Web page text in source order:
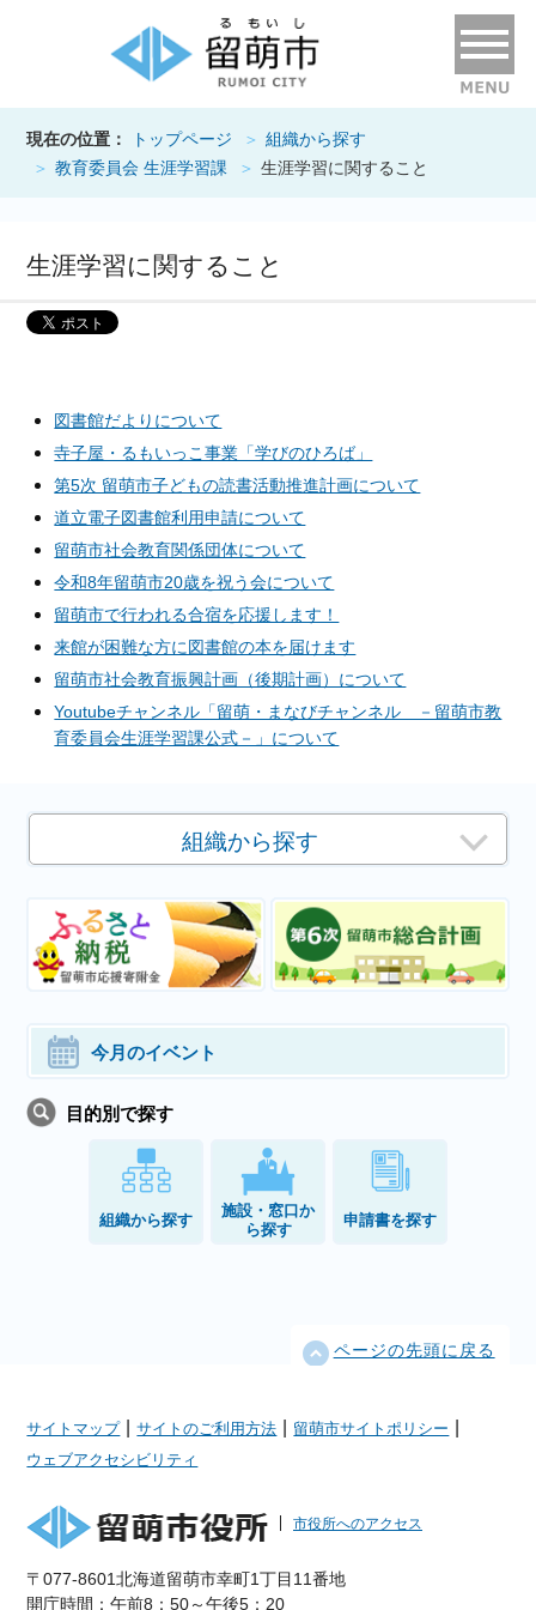
現在の位置： トップページ
組織から探す
教育委員会 生涯学習課
生涯学習に関すること
生涯学習に関すること
図書館だよりについて
寺子屋・るもいっこ事業「学びのひろば」
第5次 留萌市子どもの読書活動推進計画について
道立電子図書館利用申請について
留萌市社会教育関係団体について
令和8年留萌市20歳を祝う会について
留萌市で行われる合宿を応援します！
来館が困難な方に図書館の本を届けます
留萌市社会教育振興計画（後期計画）について
Youtubeチャンネル「留萌・まなびチャンネル －留萌市教
育委員会生涯学習課公式－」について
組織から探す
今月のイベント
目的別で探す
組織から探す
施設・窓口か
ら探す
申請書を探す
ページの先頭に戻る
サイトマップ サイトのご利用方法 留萌市サイトポリシー
ウェブアクセシビリティ
市役所へのアクセス
〒077-8601北海道留萌市幸町1丁目11番地
開庁時間：午前8：50～午後5：20